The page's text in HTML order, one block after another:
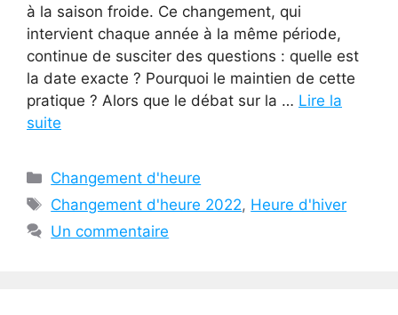
à la saison froide. Ce changement, qui
intervient chaque année à la même période,
continue de susciter des questions : quelle est
la date exacte ? Pourquoi le maintien de cette
pratique ? Alors que le débat sur la … Lire la
suite
Catégories
Changement d'heure
Étiquettes
Changement d'heure 2022, Heure d'hiver
Un commentaire